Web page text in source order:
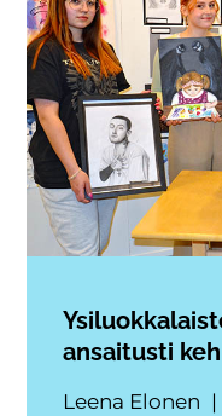
ansaitusti
Leena Elonen